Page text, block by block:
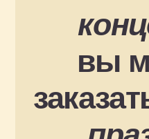
Купите
на концерт